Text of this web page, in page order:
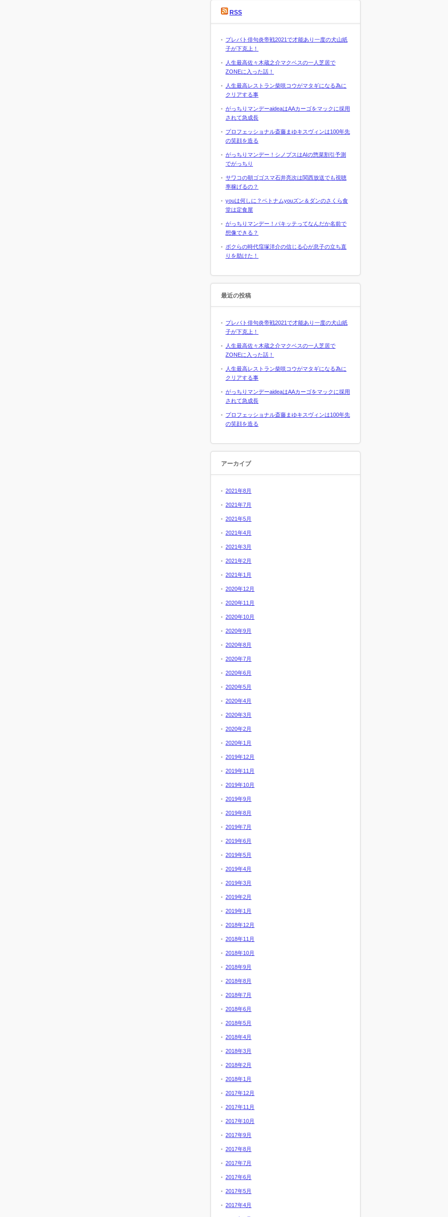
RSS
プレバト俳句炎帝戦2021で才能あり一度の犬山紙
子が下克上！
人生最高佐々木蔵之介マクベスの一人芝居で
ZONEに入った話！
人生最高レストラン柴咲コウがマタギになる為に
クリアする事
がっちりマンデーaideaはAAカーゴをマックに採用
されて急成長
プロフェッショナル斎藤まゆキスヴィンは100年先
の笑顔を造る
がっちりマンデー！シノプスはAIの惣菜割引予測
でがっちり
サワコの朝ゴゴスマ石井亮次は関西放送でも視聴
率稼げるの？
youは何しに？ベトナムyouズン＆ダンのさくら食
堂は定食屋
がっちりマンデー！パキッテってなんだか名前で
想像できる？
ボクらの時代窪塚洋介の信じる心が息子の立ち直
りを助けた！
最近の投稿
プレバト俳句炎帝戦2021で才能あり一度の犬山紙
子が下克上！
人生最高佐々木蔵之介マクベスの一人芝居で
ZONEに入った話！
人生最高レストラン柴咲コウがマタギになる為に
クリアする事
がっちりマンデーaideaはAAカーゴをマックに採用
されて急成長
プロフェッショナル斎藤まゆキスヴィンは100年先
の笑顔を造る
アーカイブ
2021年8月
2021年7月
2021年5月
2021年4月
2021年3月
2021年2月
2021年1月
2020年12月
2020年11月
2020年10月
2020年9月
2020年8月
2020年7月
2020年6月
2020年5月
2020年4月
2020年3月
2020年2月
2020年1月
2019年12月
2019年11月
2019年10月
2019年9月
2019年8月
2019年7月
2019年6月
2019年5月
2019年4月
2019年3月
2019年2月
2019年1月
2018年12月
2018年11月
2018年10月
2018年9月
2018年8月
2018年7月
2018年6月
2018年5月
2018年4月
2018年3月
2018年2月
2018年1月
2017年12月
2017年11月
2017年10月
2017年9月
2017年8月
2017年7月
2017年6月
2017年5月
2017年4月